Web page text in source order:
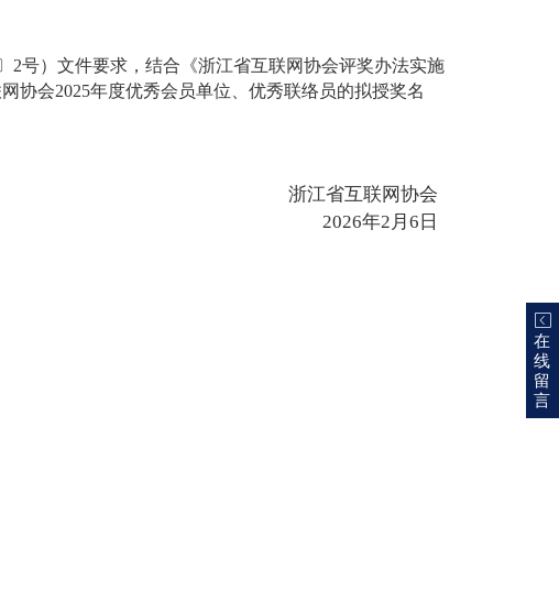
2号）文件要求，结合《浙江省互联网协会评奖办法实施
协会2025年度优秀会员单位、优秀联络员的拟授奖名
浙江省互联网协会
2026年2月6日
在
线
留
言